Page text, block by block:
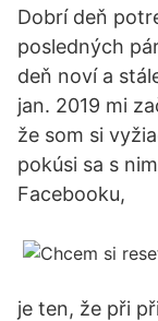
Dobrí deň
posledných
deň noví a
jan. 2019 mi
že som si
pokúsi sa s
Facebooku,
je ten, že při